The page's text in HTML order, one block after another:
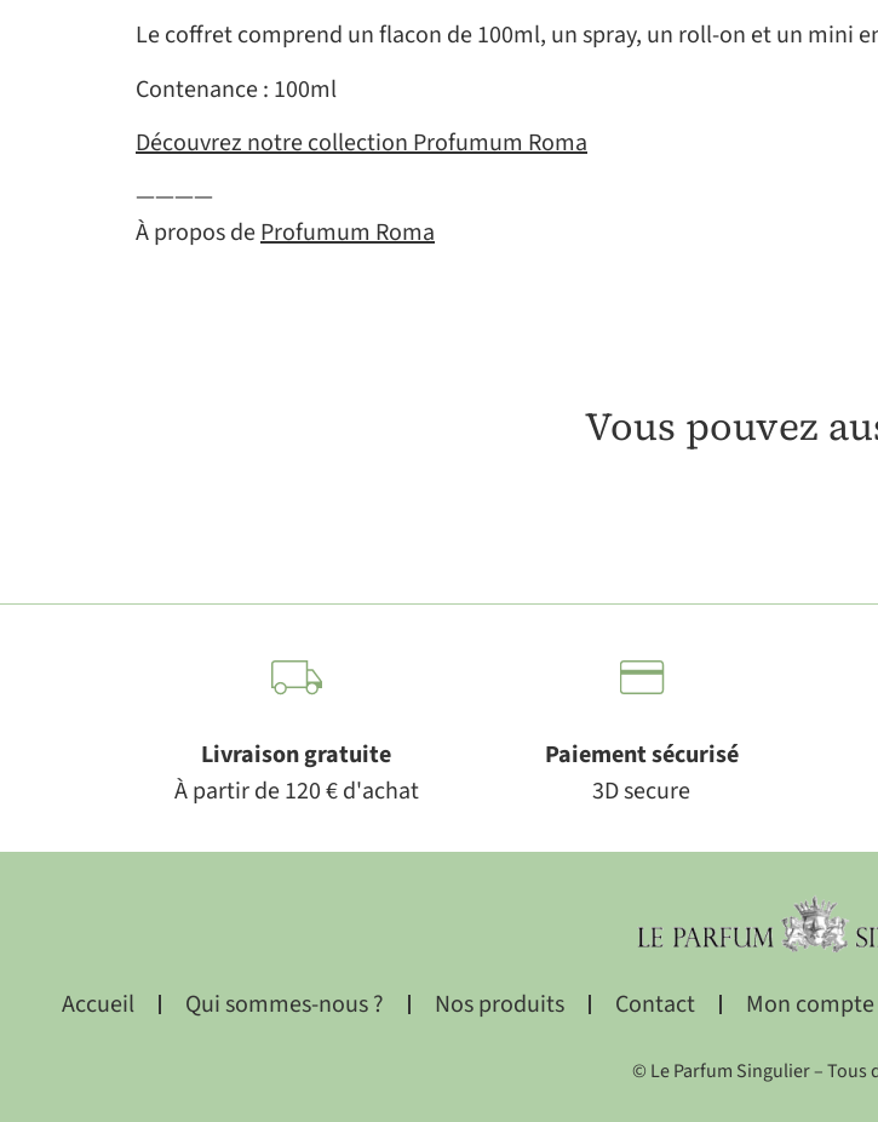
Le coffret comprend un flacon de 100ml, un spray, un roll-on et un mini
Contenance : 100ml
Découvrez notre collection Profumum Roma
————
À propos deProfumum Roma
Vous pouvez
Livraison gratuite
À partir de 120 € d'achat
Paiement sécurisé
3D secure
Accueil Qui sommes-nous ? Nos produits Contact Mon compte
© Le Parfum Singulier – Tous